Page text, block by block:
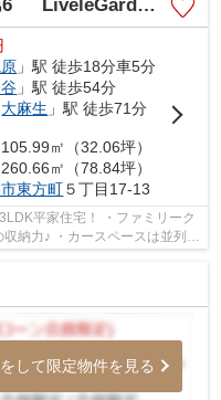
新築戸建 全1棟 1号棟
」駅 徒歩18分車5分
」駅 徒歩54分
大麻生 」駅 徒歩71分
㎡（32.06坪）
㎡（78.84坪）
東方町５丁目17-13
平家住宅！ ・ファミリーク
納力♪ ・カースペースは並列4
して限定物件を見る